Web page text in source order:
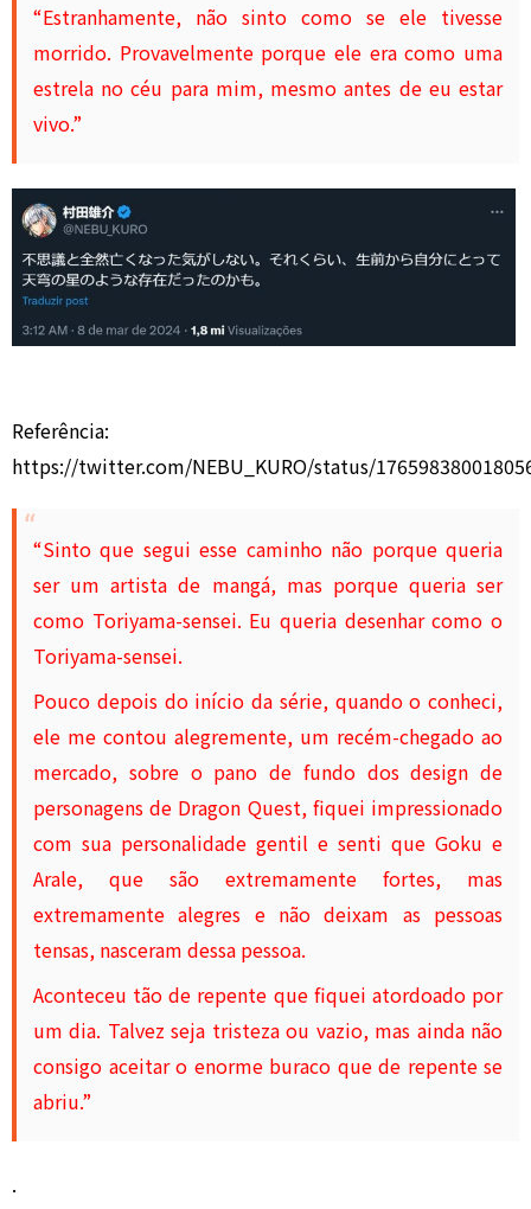
“Estranhamente, não sinto como se ele tivesse
morrido. Provavelmente porque ele era como uma
estrela no céu para mim, mesmo antes de eu estar
vivo.”
Referência:
https://twitter.com/NEBU_KURO/status/
“Sinto que segui esse caminho não porque queria
ser um artista de mangá, mas porque queria ser
como Toriyama-sensei. Eu queria desenhar como o
Toriyama-sensei.
Pouco depois do início da série, quando o conheci,
ele me contou alegremente, um recém-chegado ao
mercado, sobre o pano de fundo dos design de
personagens de Dragon Quest, fiquei impressionado
com sua personalidade gentil e senti que Goku e
Arale, que são extremamente fortes, mas
extremamente alegres e não deixam as pessoas
tensas, nasceram dessa pessoa.
Aconteceu tão de repente que fiquei atordoado por
um dia. Talvez seja tristeza ou vazio, mas ainda não
consigo aceitar o enorme buraco que de repente se
abriu.”
.